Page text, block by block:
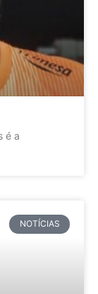
é a
NOTÍCIAS